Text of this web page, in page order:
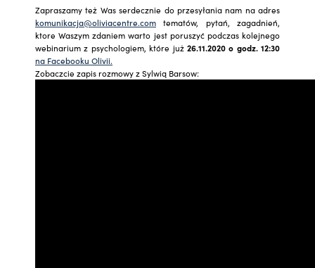
Zapraszamy też Was serdecznie do przesyłania nam na adres
komunikacja@oliviacentre.com tematów, pytań, zagadnień,
ktore Waszym zdaniem warto jest poruszyć podczas kolejnego
webinarium z psychologiem, które już26.11.2020 o godz. 12:30
na Facebooku Olivii.
Zobaczcie zapis rozmowy z Sylwią Barsow: